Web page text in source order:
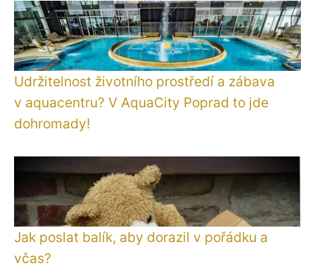
Udržitelnost životního prostředí a zábava
v aquacentru? V AquaCity Poprad to jde
dohromady!
Jak poslat balík, aby dorazil v pořádku a
včas?